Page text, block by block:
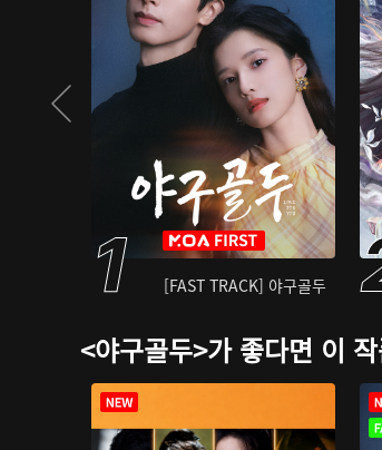
[FAST TRACK] 야구골두
<야구골두>가 좋다면 이